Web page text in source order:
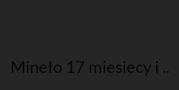
Mineło 17 miesiecy i ..